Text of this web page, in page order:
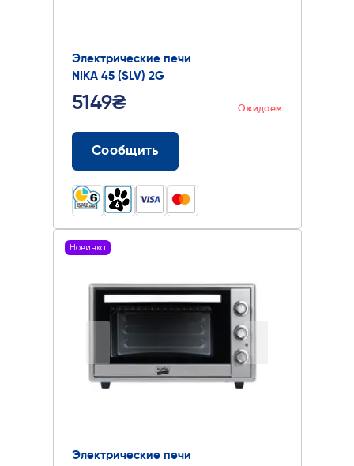
Электрические печи
NIKA 45 (SLV) 2G
5149₴ Ожидаем
Сообщить
Новинка
Электрические печи